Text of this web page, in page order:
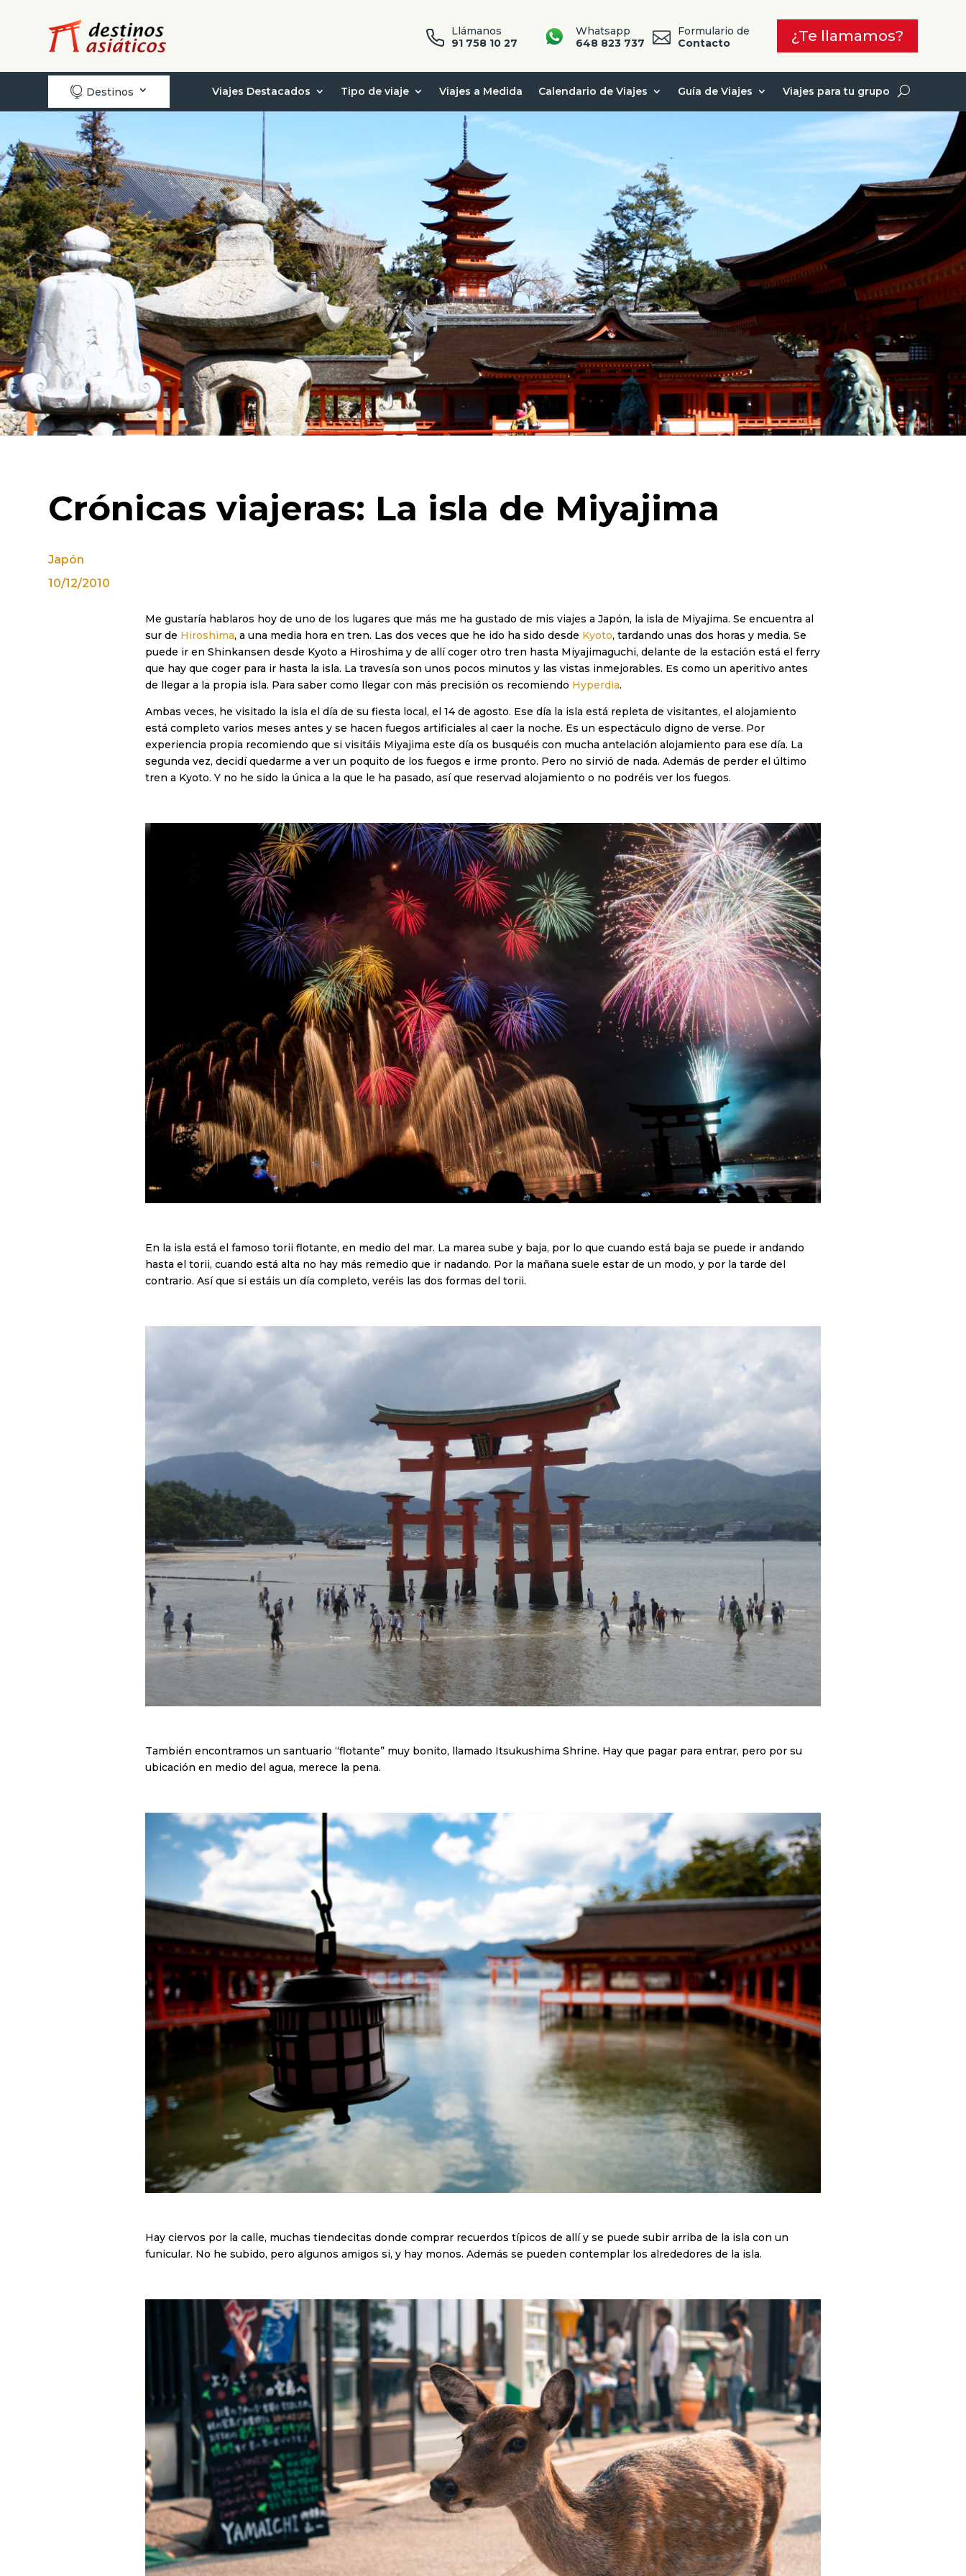
Llámanos
91 758 10 27
Whatsapp
648 823 737

Formulario de
Contacto
¿Te llamamos?
 Destinos Viajes Destacados Tipo de viaje Viajes a Medida Calendario de Viajes Guía de Viajes Viajes para tu grupo
Crónicas viajeras: La isla de Miyajima
Japón
10/12/2010
Me gustaría hablaros hoy de uno de los lugares que más me ha gustado de mis viajes a Japón, la isla de Miyajima. Se encuentra al
sur de Hiroshima, a una media hora en tren. Las dos veces que he ido ha sido desde Kyoto, tardando unas dos horas y media. Se
puede ir en Shinkansen desde Kyoto a Hiroshima y de allí coger otro tren hasta Miyajimaguchi, delante de la estación está el ferry
que hay que coger para ir hasta la isla. La travesía son unos pocos minutos y las vistas inmejorables. Es como un aperitivo antes
de llegar a la propia isla. Para saber como llegar con más precisión os recomiendo Hyperdia.
Ambas veces, he visitado la isla el día de su fiesta local, el 14 de agosto. Ese día la isla está repleta de visitantes, el alojamiento
está completo varios meses antes y se hacen fuegos artificiales al caer la noche. Es un espectáculo digno de verse. Por
experiencia propia recomiendo que si visitáis Miyajima este día os busquéis con mucha antelación alojamiento para ese día. La
segunda vez, decidí quedarme a ver un poquito de los fuegos e irme pronto. Pero no sirvió de nada. Además de perder el último
tren a Kyoto. Y no he sido la única a la que le ha pasado, así que reservad alojamiento o no podréis ver los fuegos.
En la isla está el famoso torii flotante, en medio del mar. La marea sube y baja, por lo que cuando está baja se puede ir andando
hasta el torii, cuando está alta no hay más remedio que ir nadando. Por la mañana suele estar de un modo, y por la tarde del
contrario. Así que si estáis un día completo, veréis las dos formas del torii.
También encontramos un santuario “flotante” muy bonito, llamado Itsukushima Shrine. Hay que pagar para entrar, pero por su
ubicación en medio del agua, merece la pena.
Hay ciervos por la calle, muchas tiendecitas donde comprar recuerdos típicos de allí y se puede subir arriba de la isla con un
funicular. No he subido, pero algunos amigos si, y hay monos. Además se pueden contemplar los alrededores de la isla.